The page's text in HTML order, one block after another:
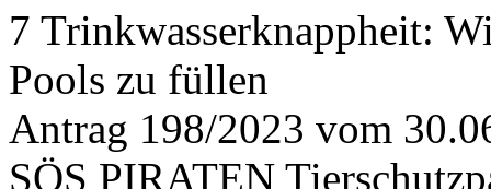
7 Trinkwasserknappheit:
Pools zu füllen
Antrag 198/2023 vom
SÖS PIRATEN